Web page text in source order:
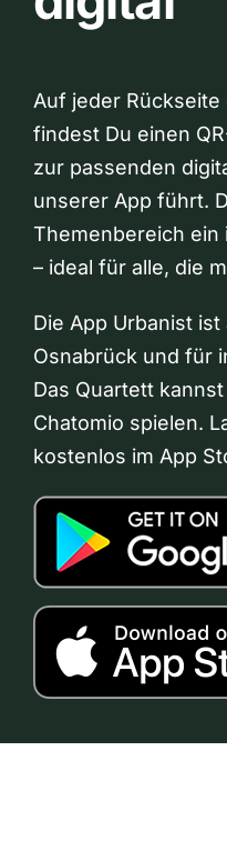
Auf jeder
findest Du einen
zur passenden
unserer App führt.
Themenbereich ein
– ideal für alle, die
Die App Urbanist
Osnabrück und für
Das Quartett
Chatomio spielen.
kostenlos im App